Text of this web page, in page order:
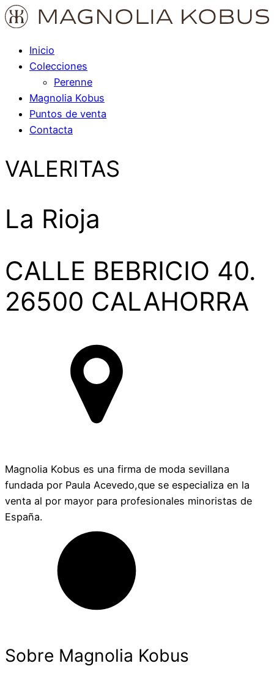
Inicio
Colecciones
Perenne
Magnolia Kobus
Puntos de venta
Contacta
VALERITAS
La Rioja
CALLE BEBRICIO 40.
26500 CALAHORRA
Magnolia Kobus es una firma de moda sevillana
fundada por Paula Acevedo,que se especializa en la
venta al por mayor para profesionales minoristas de
España.
Sobre Magnolia Kobus